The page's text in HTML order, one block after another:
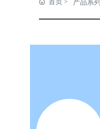
产品系列